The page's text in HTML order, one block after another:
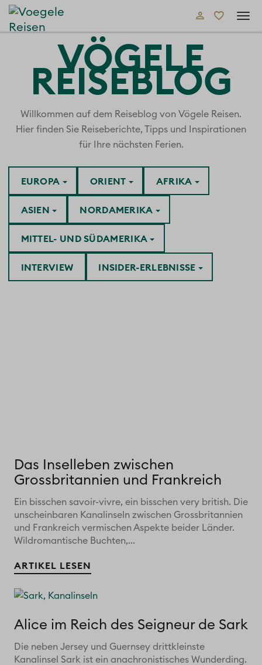
VÖGELE
REISEBLOG
Willkommen auf dem Reiseblog von Vögele Reisen.
Hier finden Sie Reiseberichte, Tipps und Inspirationen
für Ihre nächsten Ferien.
AFRIKA
ASIEN
EUROPA
INSIDER-ERLEBNISSE
INTERVIEW
MITTEL- UND SÜDAMERIKA
NORDAMERIKA
ORIENT
Das Inselleben zwischen
Grossbritannien und Frankreich
Ein bisschen savoir-vivre, ein bisschen very british. Die
unscheinbaren Kanalinseln zwischen Grossbritannien
und Frankreich vermischen Aspekte beider Länder.
Wildromantische Buchten,...
ARTIKEL LESEN
Alice im Reich des Seigneur de Sark
Die neben Jersey und Guernsey drittkleinste
Kanalinsel Sark ist ein anachronistisches Wunderding.